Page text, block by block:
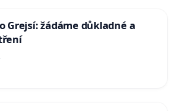
Grejsí: žádáme důkladné a